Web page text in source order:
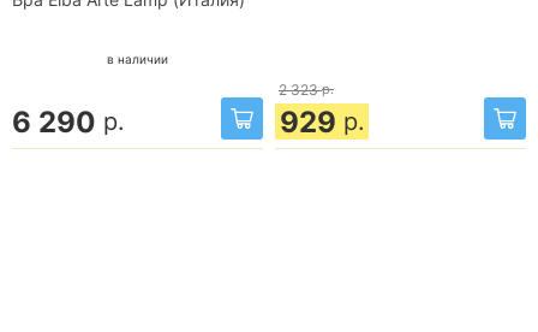
в наличии
6 290 р.
2 323 р.
929 р.